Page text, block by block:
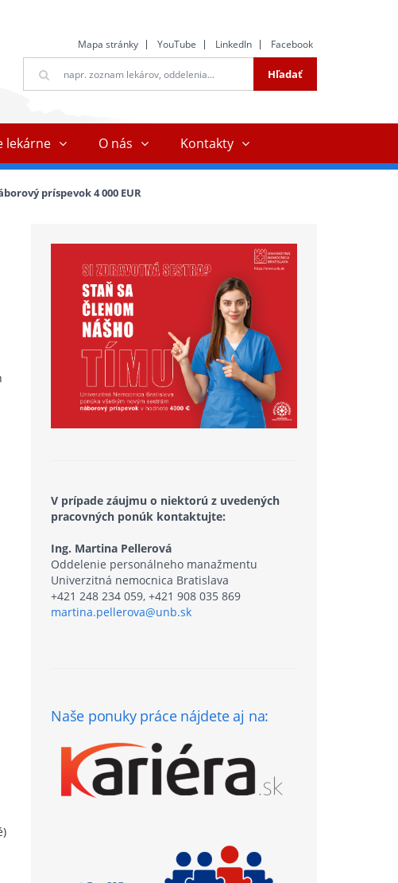
Mapa stránky YouTube LinkedIn Facebook
vyhľadávanie
Hľadať
lekárne O nás Kontakty
príspevok 4 000 EUR
V prípade záujmu o niektorú z uvedených
pracovných ponúk kontaktujte:
Ing. Martina Pellerová
Oddelenie personálneho manažmentu
Univerzitná nemocnica Bratislava
+421 248 234 059, +421 908 035 869
martina.pellerova@unb.sk
Naše ponuky práce nájdete aj na: